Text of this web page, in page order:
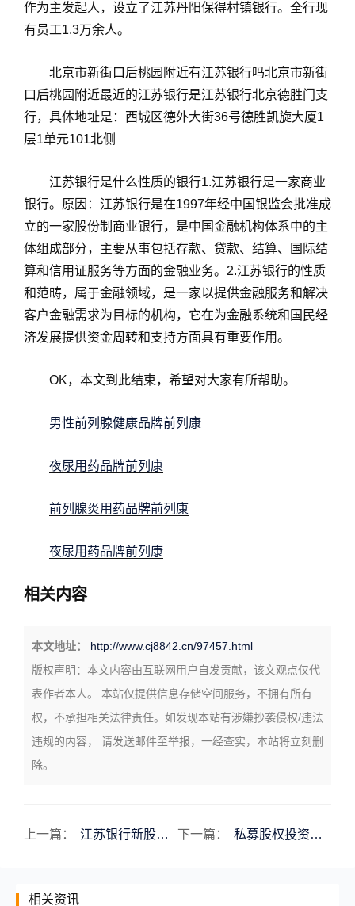
作为主发起人，设立了江苏丹阳保得村镇银行。全行现
有员工1.3万余人。
北京市新街口后桃园附近有江苏银行吗北京市新街
口后桃园附近最近的江苏银行是江苏银行北京德胜门支
行，具体地址是：西城区德外大街36号德胜凯旋大厦1
层1单元101北侧
江苏银行是什么性质的银行1.江苏银行是一家商业
银行。原因：江苏银行是在1997年经中国银监会批准成
立的一家股份制商业银行，是中国金融机构体系中的主
体组成部分，主要从事包括存款、贷款、结算、国际结
算和信用证服务等方面的金融业务。2.江苏银行的性质
和范畴，属于金融领域，是一家以提供金融服务和解决
客户金融需求为目标的机构，它在为金融系统和国民经
济发展提供资金周转和支持方面具有重要作用。
OK，本文到此结束，希望对大家有所帮助。
男性前列腺健康品牌前列康
夜尿用药品牌前列康
前列腺炎用药品牌前列康
夜尿用药品牌前列康
相关内容
本文地址：
http://www.cj8842.cn/97457.html
版权声明： 本文内容由互联网用户自发贡献，该文观点仅代
表作者本人。 本站仅提供信息存储空间服务，不拥有所有
权，不承担相关法律责任。如发现本站有涉嫌抄袭侵权/违法
违规的内容， 请发送邮件至举报，一经查实，本站将立刻删
除。
上一篇： 江苏银行新股申购江苏银行新股申购条件 下一篇： 私募股权投资估值方法私募股权投资的估值方法
相关资讯